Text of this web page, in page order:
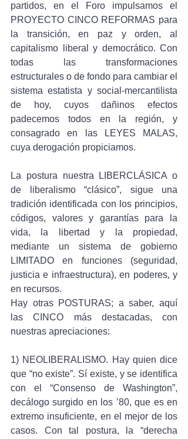
partidos, en el Foro impulsamos el
PROYECTO CINCO REFORMAS para
la transición, en paz y orden, al
capitalismo liberal y democrático. Con
todas las transformaciones
estructurales o de fondo para cambiar el
sistema estatista y social-mercantilista
de hoy, cuyos dañinos efectos
padecemos todos en la región, y
consagrado en las LEYES MALAS,
cuya derogación propiciamos.
La postura nuestra LIBERCLÁSICA o
de liberalismo “clásico”, sigue una
tradición identificada con los principios,
códigos, valores y garantías para la
vida, la libertad y la propiedad,
mediante un sistema de gobierno
LIMITADO en funciones (seguridad,
justicia e infraestructura), en poderes, y
en recursos.
Hay otras POSTURAS; a saber, aquí
las CINCO más destacadas, con
nuestras apreciaciones:
1) NEOLIBERALISMO. Hay quien dice
que “no existe”. Sí existe, y se identifica
con el “Consenso de Washington”,
decálogo surgido en los ’80, que es en
extremo insuficiente, en el mejor de los
casos. Con tal postura, la “derecha